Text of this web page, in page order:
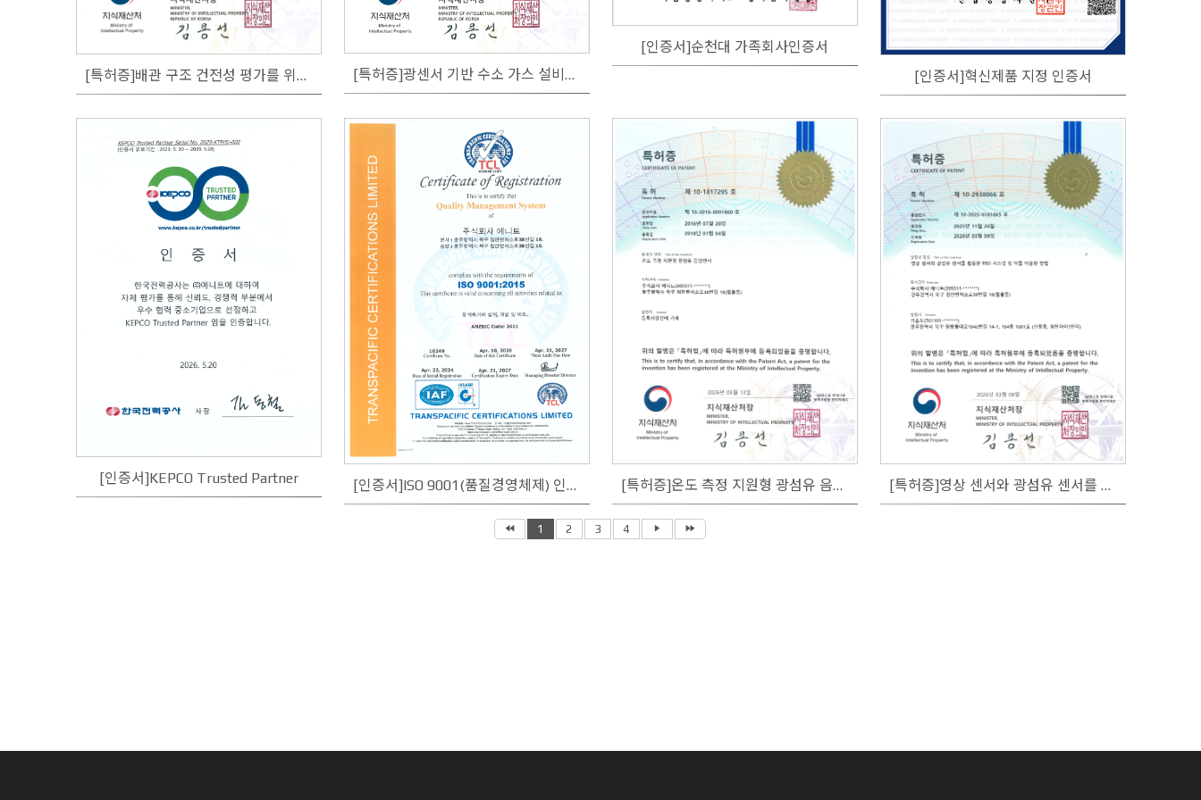
[특허증]배관 구조 건전성 평가를 위한 다중 응답 계측용 광센서 시스템 및 방법 [특허증]광센서 기반 수소 가스 설비용 진단 시스템 및 방법
[인증서]순천대 가족회사인증서
[인증서]혁신제품 지정 인증서
[인증서]KEPCO Trusted Partner [인증서]ISO 9001(품질경영체제) 인증서 [특허증]온도 측정 지원형 광섬유 음향센서 [특허증]영상 센서와 광섬유 센서를 활용한 RSU 시스템 및 이를 이용한 방법
1 2 3 4